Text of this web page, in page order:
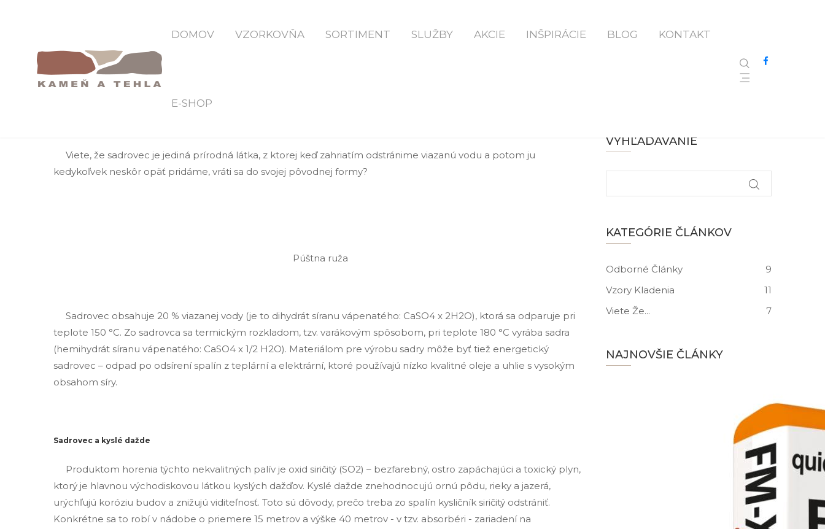
DOMOV VZORKOVŇA SORTIMENT SLUŽBY AKCIE INŠPIRÁCIE BLOG KONTAKT
E-SHOP
Viete, že sadrovec je jediná prírodná látka, z ktorej keď zahriatím odstránime viazanú vodu a potom ju
kedykoľvek neskôr opäť pridáme, vráti sa do svojej pôvodnej formy?
Púštna ruža
Sadrovec obsahuje 20 % viazanej vody (je to dihydrát síranu vápenatého: CaSO4 x 2H2O), ktorá sa odparuje pri
teplote 150 °C. Zo sadrovca sa termickým rozkladom, tzv. varákovým spôsobom, pri teplote 180 °C vyrába sadra
(hemihydrát síranu vápenatého: CaSO4 x 1/2 H2O). Materiálom pre výrobu sadry môže byť tiež energetický
sadrovec – odpad po odsírení spalín z teplární a elektrární, ktoré používajú nízko kvalitné oleje a uhlie s vysokým
obsahom síry.
Sadrovec a kyslé dažde
Produktom horenia týchto nekvalitných palív je oxid siričitý (SO2) – bezfarebný, ostro zapáchajúci a toxický plyn,
ktorý je hlavnou východiskovou látkou kyslých dažďov. Kyslé dažde znehodnocujú ornú pôdu, rieky a jazerá,
urýchľujú koróziu budov a znižujú viditeľnosť. Toto sú dôvody, prečo treba zo spalín kysličník siričitý odstrániť.
Konkrétne sa to robí v nádobe o priemere 15 metrov a výške 40 metrov - v tzv. absorbéri - zariadení na
VYHĽADÁVANIE
KATEGÓRIE ČLÁNKOV
Odborné Články
9
Vzory Kladenia
11
Viete Že...
7
NAJNOVŠIE ČLÁNKY